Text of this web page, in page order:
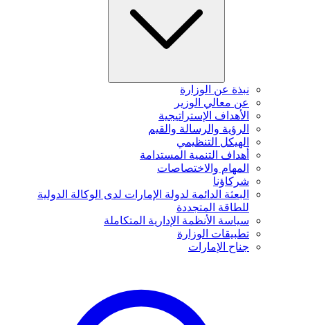
نبذة عن الوزارة
عن معالي الوزير
الأهداف الإستراتيجية
الرؤية والرسالة والقيم
الهيكل التنظيمي
أهداف التنمية المستدامة
المهام والاختصاصات
شركاؤنا
البعثة الدائمة لدولة الإمارات لدى الوكالة الدولية
للطاقة المتجددة
سياسة الأنظمة الإدارية المتكاملة
تطبيقات الوزارة
جناح الإمارات